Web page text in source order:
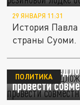
29 ЯНВАРЯ 11:31
История
страны Суоми.
Журова
провести
ПОЛИТИКА